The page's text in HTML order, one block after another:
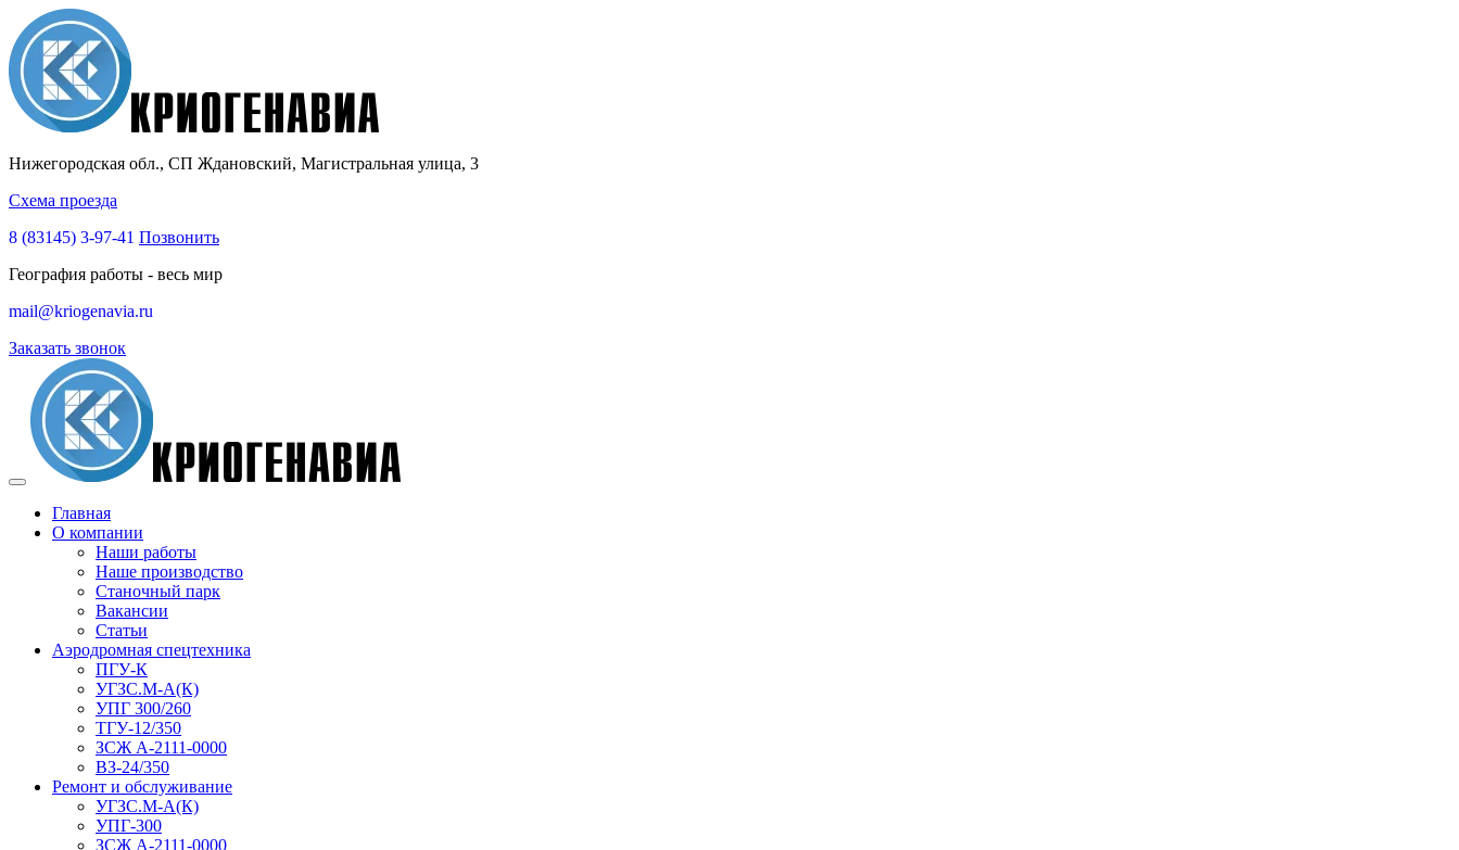
Нижегородская обл., СП Ждановский, Магистральная улица, 3
Схема проезда
8 (83145) 3-97-41 Позвонить
География работы - весь мир
mail@kriogenavia.ru
Заказать звонок
Главная
О компании
Наши работы
Наше производство
Станочный парк
Вакансии
Статьи
Аэродромная спецтехника
ПГУ-К
УГЗС.М-А(К)
УПГ 300/260
ТГУ-12/350
ЗСЖ А-2111-0000
ВЗ-24/350
Ремонт и обслуживание
УГЗС.М-А(К)
УПГ-300
ЗСЖ А-2111-0000